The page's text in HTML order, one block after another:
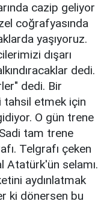
cazip geliyor
coğrafyasında
yaşıyoruz.
dışarı
dedi.
dedi. Bir
tahsil etmek için
O gün trene
tam trene
Telgrafı çeken
Atatürk'ün selamı.
aydınlatmak
ki dönersen bu